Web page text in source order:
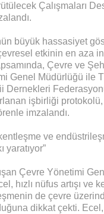
Çalışmaları
büyük hassasiyet
etkinin en aza
Çevre ve
Genel Müdürlüğü ile
Dernekleri
işbirliği protokolü,
imzalandı.
kentleşme ve
yaratıyor”
Çevre Yönetimi
hızlı nüfus artışı ve
de çevre
dikkat çekti.